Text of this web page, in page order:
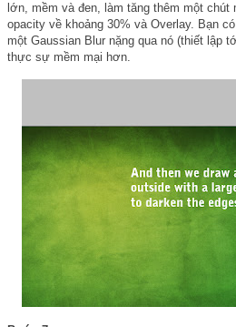
lớn, mềm và đen, làm tăng thêm một chút
opacity về khoảng 30% và Overlay. Bạn
một Gaussian Blur nặng qua nó (thiết lập
thực sự mềm mại hơn.